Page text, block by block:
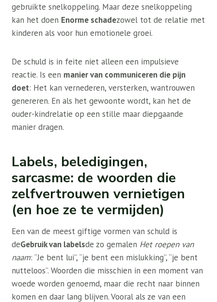
gebruikte snelkoppeling. Maar deze snelkoppeling
kan het doen Enorme schadezowel tot de relatie met
kinderen als voor hun emotionele groei.
De schuld is in feite niet alleen een impulsieve
reactie. Is een manier van communiceren die pijn
doet: Het kan vernederen, versterken, wantrouwen
genereren. En als het gewoonte wordt, kan het de
ouder-kindrelatie op een stille maar diepgaande
manier dragen.
Labels, beledigingen,
sarcasme: de woorden die
zelfvertrouwen vernietigen
(en hoe ze te vermijden)
Een van de meest giftige vormen van schuld is
deGebruik van labelsde zo gemalen Het roepen van
naam: “Je bent lui”, “je bent een mislukking”, “je bent
nutteloos”. Woorden die misschien in een moment van
woede worden genoemd, maar die recht naar binnen
komen en daar lang blijven. Vooral als ze van een